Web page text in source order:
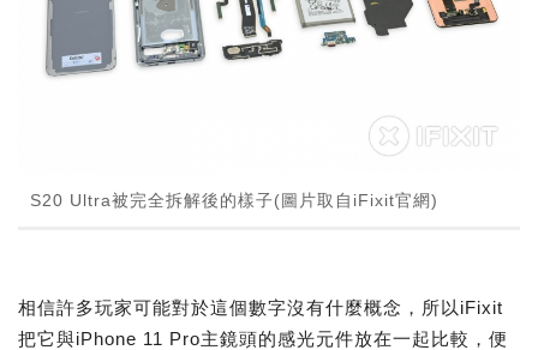
S20 Ultra被完全拆解後的樣子(圖片取自iFixit官網)
相信許多玩家可能對於這個數字沒有什麼概念，所以iFixit
把它與iPhone 11 Pro主鏡頭的感光元件放在一起比較，便